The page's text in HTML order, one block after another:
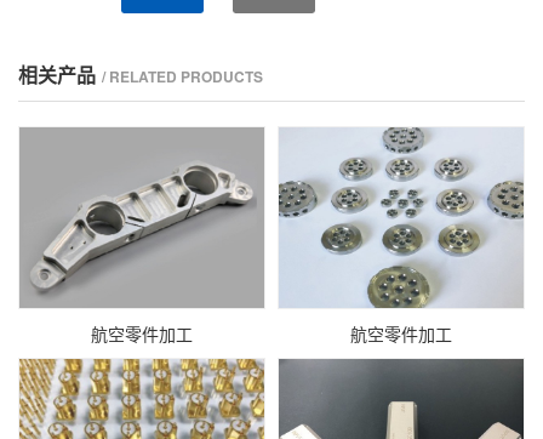
相关产品 / RELATED PRODUCTS
航空零件加工 航空零件加工